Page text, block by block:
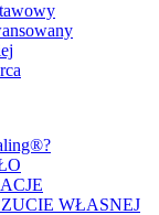
WŁASNEJ